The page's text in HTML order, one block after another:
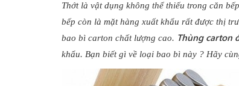
Thớt là vật dụng không thể thiếu trong căn
bếp còn là mặt hàng xuất khẩu rất được thị
bao bì carton chất lượng cao. Thùng carton
khẩu. Bạn biết gì về loại bao bì này ? Hãy